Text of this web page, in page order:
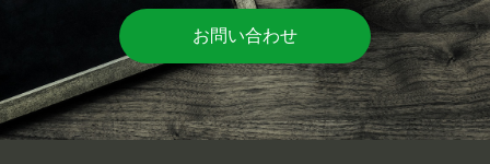
お問い合わせ